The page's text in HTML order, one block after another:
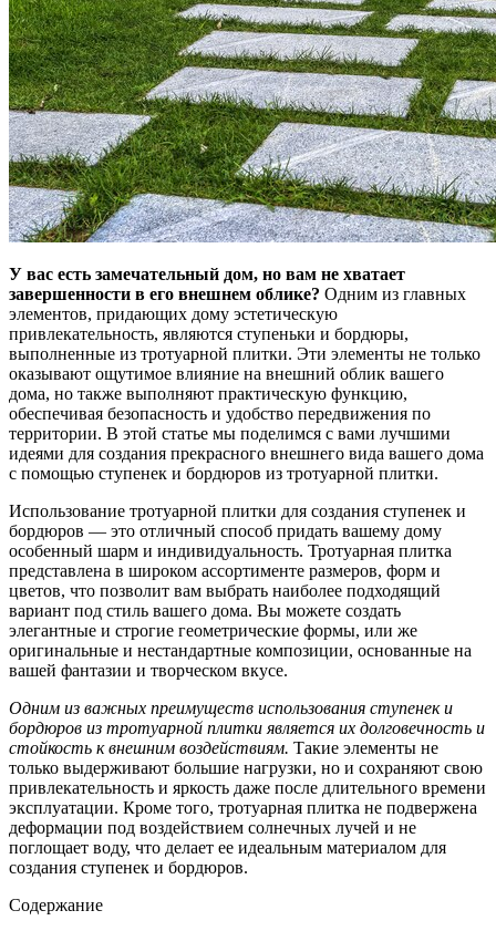
У вас есть замечательный дом, но вам не хватает
завершенности в его внешнем облике? Одним из главных
элементов, придающих дому эстетическую
привлекательность, являются ступеньки и бордюры,
выполненные из тротуарной плитки. Эти элементы не только
оказывают ощутимое влияние на внешний облик вашего
дома, но также выполняют практическую функцию,
обеспечивая безопасность и удобство передвижения по
территории. В этой статье мы поделимся с вами лучшими
идеями для создания прекрасного внешнего вида вашего дома
с помощью ступенек и бордюров из тротуарной плитки.
Использование тротуарной плитки для создания ступенек и
бордюров — это отличный способ придать вашему дому
особенный шарм и индивидуальность. Тротуарная плитка
представлена в широком ассортименте размеров, форм и
цветов, что позволит вам выбрать наиболее подходящий
вариант под стиль вашего дома. Вы можете создать
элегантные и строгие геометрические формы, или же
оригинальные и нестандартные композиции, основанные на
вашей фантазии и творческом вкусе.
Одним из важных преимуществ использования ступенек и
бордюров из тротуарной плитки является их долговечность и
стойкость к внешним воздействиям. Такие элементы не
только выдерживают большие нагрузки, но и сохраняют свою
привлекательность и яркость даже после длительного времени
эксплуатации. Кроме того, тротуарная плитка не подвержена
деформации под воздействием солнечных лучей и не
поглощает воду, что делает ее идеальным материалом для
создания ступенек и бордюров.
Содержание